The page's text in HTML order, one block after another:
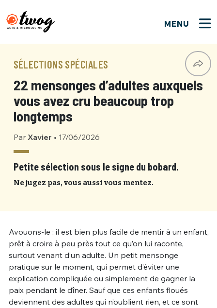
MENU
SÉLECTIONS SPÉCIALES
22 mensonges d’adultes auxquels
vous avez cru beaucoup trop
longtemps
Par Xavier • 17/06/2026
Petite sélection sous le signe du bobard.
Ne jugez pas, vous aussi vous mentez.
Avouons-le : il est bien plus facile de mentir à un enfant,
prêt à croire à peu près tout ce qu’on lui raconte,
surtout venant d’un adulte. Un petit mensonge
pratique sur le moment, qui permet d’éviter une
explication compliquée ou simplement de gagner la
paix pendant le dîner. Sauf que ces enfants floués
deviennent des adultes qui n’oublient rien, et ce sont
Bienvenue !
PSEUDO*
EMAIL
PASSWORD*
Connexion
PSEUDO
MOT DE PASSE Mot de passe perdu ?
VOTRE PARTICIPATION
Que souhaitez-vous proposer ?
Quelques tweets
M'INSCRIRE
Un Thread
C'EST PARTI